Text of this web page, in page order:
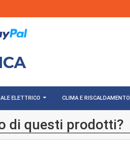
ELETTRICO CLIMA E RISCALDAMENTO
di questi prodotti?